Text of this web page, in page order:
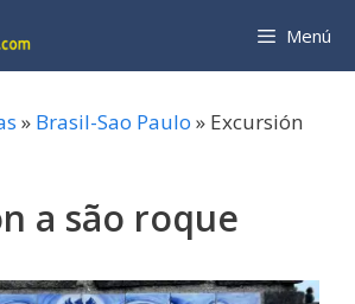
Menú
» Brasil-Sao Paulo » Excursión
a são roque